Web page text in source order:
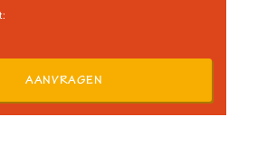
AANVRAGEN